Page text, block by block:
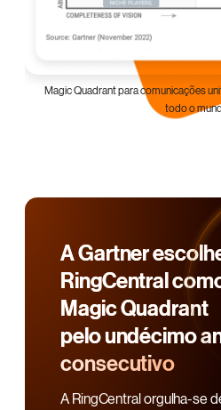
Magic Quadrant para comunicações
todo o
A Gartner
RingCentral
Magic Quadrant
pelo undécimo
consecutivo
A RingCentral orgulha-se